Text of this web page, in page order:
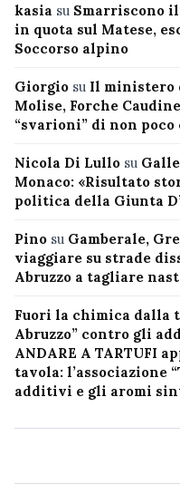
kasia su Smarriscono
in quota sul Matese,
Soccorso alpino
Giorgio su Il ministero
Molise, Forche
“svarioni” di non poco
Nicola Di Lullo su
Monaco: «Risultato
politica della Giunta
Pino su Gamberale,
viaggiare su strade
Abruzzo a tagliare
Fuori la chimica dalla
Abruzzo” contro gli
ANDARE A TARTUFI
tavola: l’associazione
additivi e gli aromi